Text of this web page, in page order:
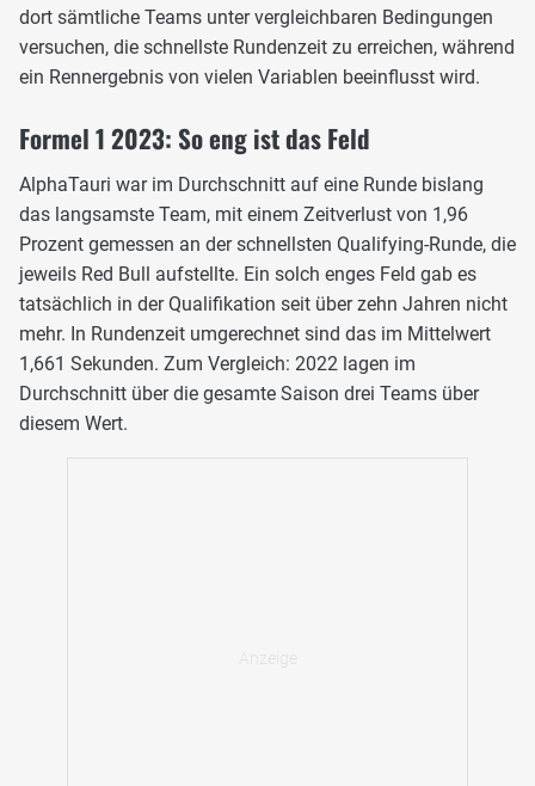
dort sämtliche Teams unter vergleichbaren Bedingungen
versuchen, die schnellste Rundenzeit zu erreichen, während
ein Rennergebnis von vielen Variablen beeinflusst wird.
Formel 1 2023: So eng ist das Feld
AlphaTauri war im Durchschnitt auf eine Runde bislang
das langsamste Team, mit einem Zeitverlust von 1,96
Prozent gemessen an der schnellsten Qualifying-Runde, die
jeweils Red Bull aufstellte. Ein solch enges Feld gab es
tatsächlich in der Qualifikation seit über zehn Jahren nicht
mehr. In Rundenzeit umgerechnet sind das im Mittelwert
1,661 Sekunden. Zum Vergleich: 2022 lagen im
Durchschnitt über die gesamte Saison drei Teams über
diesem Wert.